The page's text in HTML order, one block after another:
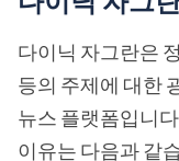
다이닉 자그란은
등의 주제에 대한
뉴스 플랫폼입니
이유는 다음과 같